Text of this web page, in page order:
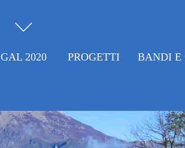
GAL 2020 PROGETTI BANDI E